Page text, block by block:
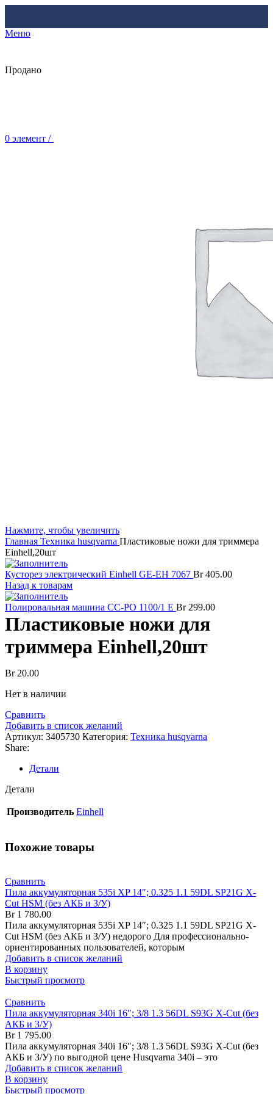
Меню
0 элемент / Br
Продано
Нажмите, чтобы увеличить
Главная Техника husqvarna Пластиковые ножи для триммера
Einhell,20шт
Кусторез электрический Einhell GE-EH 7067 Br405.00
Назад к товарам
Полировальная машина CC-PO 1100/1 E Br299.00
Пластиковые ножи для
триммера Einhell,20шт
Br20.00
Нет в наличии
Сравнить
Добавить в список желаний
Артикул: 3405730 Категория: Техника husqvarna
Share:
Детали
Детали
Производитель Einhell
Похожие товары
Сравнить
Пила аккумуляторная 535i XP 14″; 0.325 1.1 59DL SP21G X-
Cut HSM (без АКБ и З/У)
Br1 780.00
Пила аккумуляторная 535i XP 14″; 0.325 1.1 59DL SP21G X-
Cut HSM (без АКБ и З/У) недорого Для профессионально-
ориентированных пользователей, которым
Добавить в список желаний
В корзину
Быстрый просмотр
Сравнить
Пила аккумуляторная 340i 16″; 3/8 1.3 56DL S93G X-Cut (без
АКБ и З/У)
Br1 795.00
Пила аккумуляторная 340i 16″; 3/8 1.3 56DL S93G X-Cut (без
АКБ и З/У) по выгодной цене Husqvarna 340i – это
Добавить в список желаний
В корзину
Быстрый просмотр